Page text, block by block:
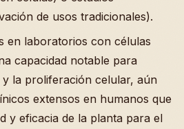
de usos tradicionales).
en laboratorios con células
capacidad notable para
la proliferación celular, aún
extensos en humanos que
y eficacia de la planta para el